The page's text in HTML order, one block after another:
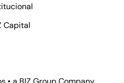
Capital